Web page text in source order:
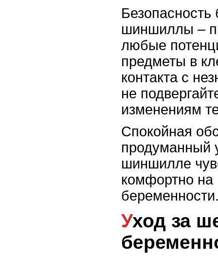
шиншиллы –
любые
предметы в
контакта с
не
изменениям
Спокойная
продуманный
шиншилле
комфортно на
Уход за шерстью